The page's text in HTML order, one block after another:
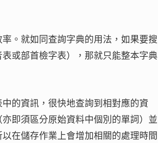
。就如同查詢字典的用法，如果要搜
或部首檢字表），那就只能整本字典
的資訊，很快地查詢到相對應的資
即須區分原始資料中個別的單詞）並
在儲存作業上會增加相關的處理時間